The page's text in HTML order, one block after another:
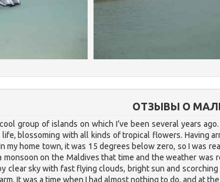
ОТЗЫВЫ О
group of islands on which I’ve been several years
blossoming with all kinds of tropical flowers. Having
my home town, it was 15 degrees below zero, so I was
on the Maldives that time and the weather
clear sky with fast flying clouds, bright sun and
It was a time when I had almost nothing to do, and at